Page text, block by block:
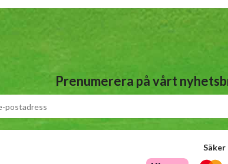
Prenumerera på vårt
Säker